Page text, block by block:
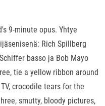
9-minute opus. Yhtye
Rich Spillberg
basso ja Bob Mayo
tie a yellow ribbon around
crocodile tears for the
smutty, bloody pictures,